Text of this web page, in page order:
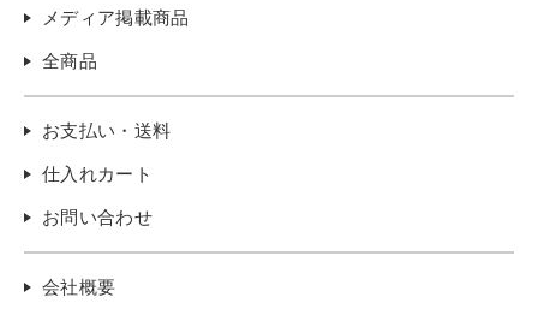
メディア掲載商品
全商品
お支払い・送料
仕入れカート
お問い合わせ
会社概要